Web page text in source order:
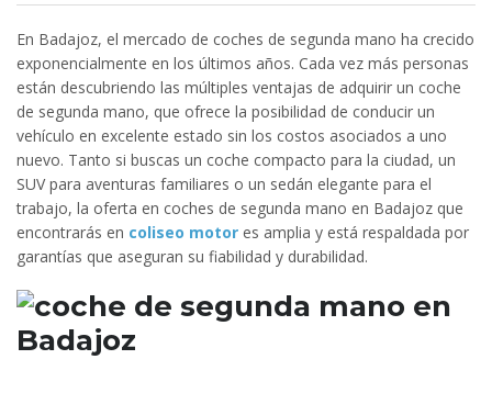
En Badajoz, el mercado de coches de segunda mano ha crecido
exponencialmente en los últimos años. Cada vez más personas
están descubriendo las múltiples ventajas de adquirir un coche
de segunda mano, que ofrece la posibilidad de conducir un
vehículo en excelente estado sin los costos asociados a uno
nuevo. Tanto si buscas un coche compacto para la ciudad, un
SUV para aventuras familiares o un sedán elegante para el
trabajo, la oferta en coches de segunda mano en Badajoz que
encontrarás en coliseo motor es amplia y está respaldada por
garantías que aseguran su fiabilidad y durabilidad.